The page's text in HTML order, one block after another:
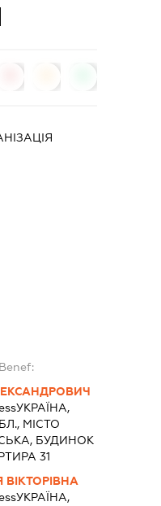
УКРАЇНА,
МІСТО
БУДИНОК
31
ВІКТОРІВНА
УКРАЇНА,